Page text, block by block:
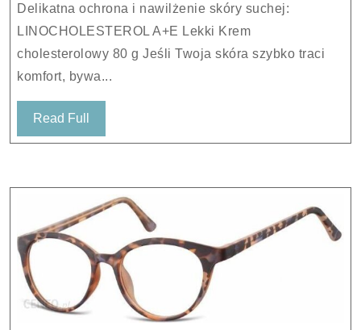
80
g
Delikatna ochrona i nawilżenie skóry suchej:
LINOCHOLESTEROL A+E Lekki Krem
cholesterolowy 80 g Jeśli Twoja skóra szybko traci
komfort, bywa...
Read Full
Full